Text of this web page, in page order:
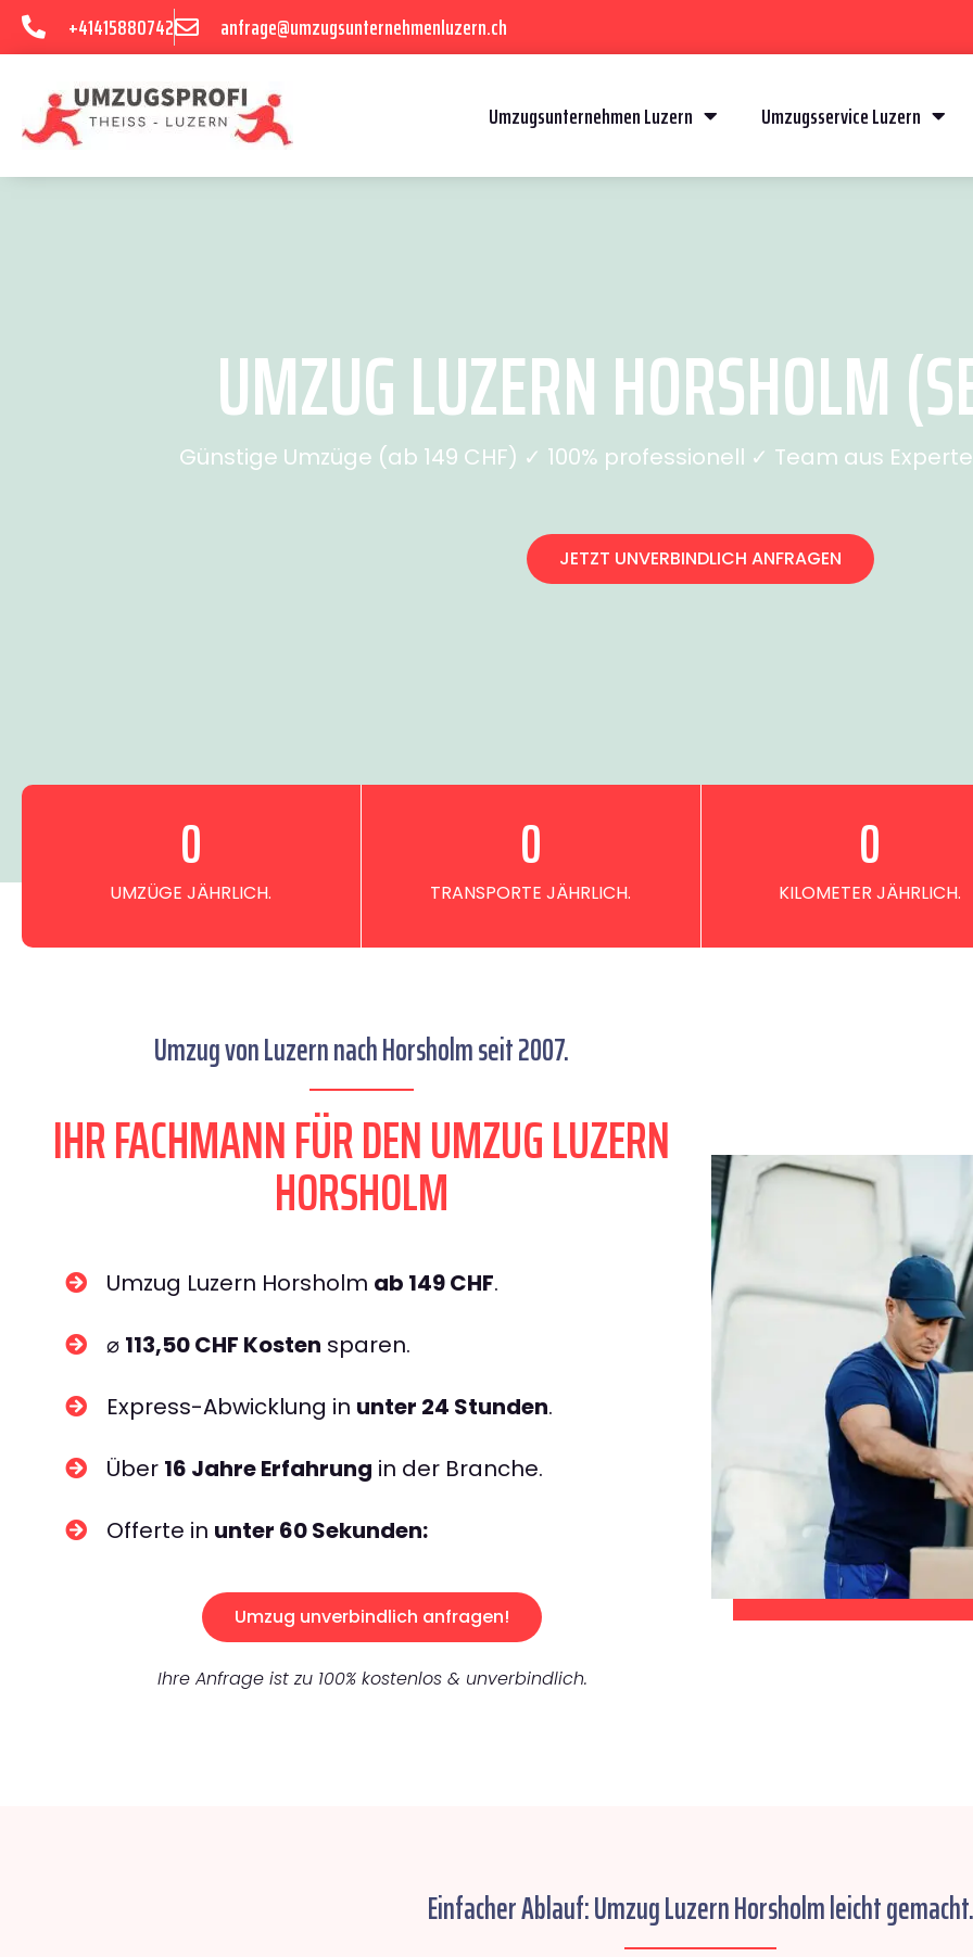
+41415880742 anfrage@umzugsunternehmenluzern.ch
Umzugsunternehmen Luzern Umzugsservice Luzern
UMZUG LUZERN HORSHOLM
Günstige Umzüge (ab 149 CHF) ✓ 100% professionell ✓ Team aus
JETZT UNVERBINDLICH ANFRAGEN
UMZÜGE JÄHRLICH.
0
TRANSPORTE JÄHRLICH.
0
KILOMETER JÄHRLICH.
0
Umzug von Luzern nach Horsholm seit 2007.
IHR FACHMANN FÜR DEN UMZUG LUZERN
HORSHOLM
Umzug Luzern Horsholm ab 149 CHF.
⌀ 113,50 CHF Kosten sparen.
Express-Abwicklung in unter 24 Stunden.
Über 16 Jahre Erfahrung in der Branche.
Offerte in unter 60 Sekunden:
Umzug unverbindlich anfragen!
Ihre Anfrage ist zu 100% kostenlos & unverbindlich.
Einfacher Ablauf: Umzug Luzern Horsholm leicht gemacht.